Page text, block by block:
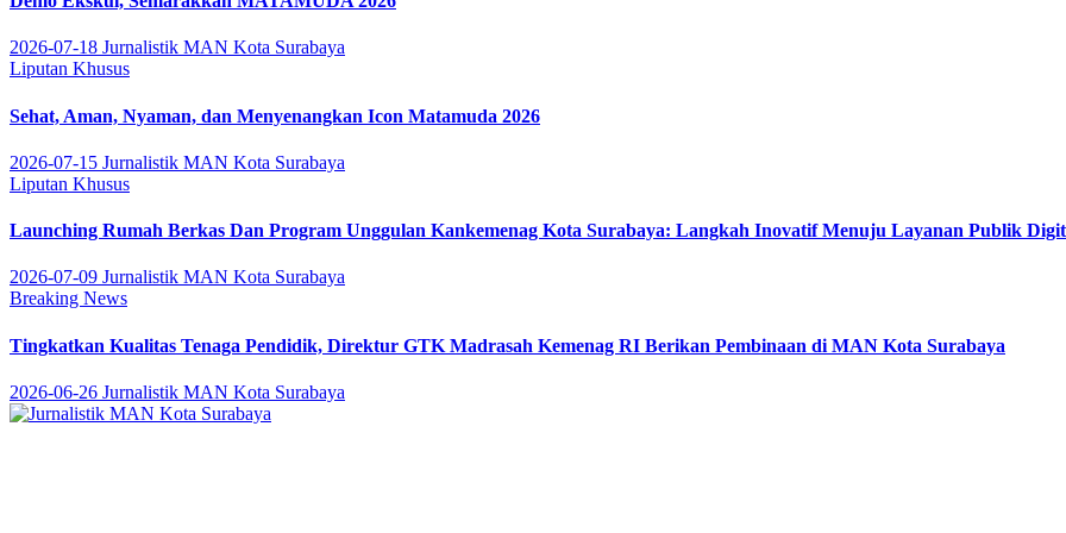
2026-07-18 Jurnalistik MAN Kota Surabaya
Liputan Khusus
Sehat, Aman, Nyaman, dan Menyenangkan Icon Matamuda 2026
2026-07-15 Jurnalistik MAN Kota Surabaya
Liputan Khusus
Launching Rumah Berkas Dan Program Unggulan Kankemenag Kota Surabaya: Langkah Inovatif Menuju Layanan Publik
2026-07-09 Jurnalistik MAN Kota Surabaya
Breaking News
Tingkatkan Kualitas Tenaga Pendidik, Direktur GTK Madrasah Kemenag RI Berikan Pembinaan di MAN Kota Surabaya
2026-06-26 Jurnalistik MAN Kota Surabaya